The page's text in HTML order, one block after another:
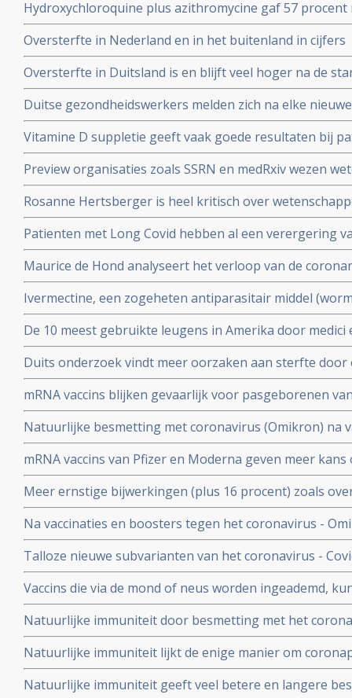
Studie.
Hydroxychloroquine plus azithromycine gaf 57
coronavirus besmetting bij patienten opgenomen in
Belgische studie
Oversterfte in Nederland en in het buitenland in cijfers
Oversterfte in Duitsland is en blijft veel hoger na de
peer reviewed studie en artsencollectief schrijft
Duitse gezondheidswerkers melden zich na elke
coronavirus - Covid-19 vaker ziek blijkt uit
en derde vaccinatierondes
Vitamine D suppletie geeft vaak goede resultaten bij
coronavirus - Covid-19 en al opgenomen in het
analyse zien van alle studies wereldwijd
Preview organisaties zoals SSRN en medRxiv wezen
onderzoek af als die afweken van Amerikaans
de maatregelen.
Rosanne Hertsberger is heel kritisch over
gemanipuleeerd zwegen over misvattingen tijdens de
Patienten met Long Covid hebben al een verergering
vermoeidheid, moeite met het reguleren van de
disfunctie, zelfs na een lichte inspanning.
Maurice de Hond analyseert het verloop van de
opeenvolgende artikelen.
Ivermectine, een zogeheten antiparasitair middel
coronavirus - Covid-19 zeer goed te kunnen bestrijden.
studies blijkt zeer grote effectiviteit.
De 10 meest gebruikte leugens in Amerika door
klakkeloos overgenomen rondom het corona virus en
buiten
Duits onderzoek vindt meer oorzaken aan sterfte
hersenen, bloedvaten en hart (myocarditis) bij
overleden net na vaccinatie tegen coronavirus.
mRNA vaccins blijken gevaarlijk voor pasgeborenen
moeders. Minder bloedplasmacellen tast immuniteit
blijkt niet bruikbaar voor stamceltransplantaties.
Natuurlijke besmetting met coronavirus (Omikron) na
bescherming, al zijn er twijfels over bescherming door
varianten van Omikron.
mRNA vaccins van Pfizer en Moderna geven meer
dat ze een ziekenhuisopname voorkomen. Blijkt uit
studiegegevens
Meer ernstige bijwerkingen (plus 16 procent) zoals
invaliditeit deden zich voor tijdens de studies van de
Pfizer in vergelijking met de placebogroep
Na vaccinaties en boosters tegen het coronavirus -
overige oorzaken blijkt uit grafieken bijgehouden en
Herman Steigstra, Anton Theunissen en Maurice de
Talloze nieuwe subvarianten van het coronavirus -
boostervaccins en ontsnappen aan eigen
Vaccins die via de mond of neus worden ingeademd,
Twee mond- en neusvaccins krijgen goedkeuring in
Natuurlijke immuniteit door besmetting met het
vs 23 procent) tegen Omicron varianten BA.4 en BA.5
Natuurlijke immuniteit lijkt de enige manier om
Zweeds onderzoek ziet effectiviteit van vaccins binnen
nagenoeg geen bescherming meer.
Natuurlijke immuniteit geeft veel betere en langere